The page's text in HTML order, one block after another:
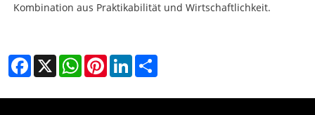
Kombination aus Praktikabilität und Wirtschaftlichkeit.
Facebook
X WhatsAppPinterestLinkedIn